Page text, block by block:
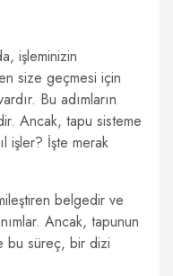
işleminizin
size geçmesi için
Bu adımların
Ancak, tapu sisteme
işler? İşte merak
belgedir ve
Ancak, tapunun
bu süreç, bir dizi